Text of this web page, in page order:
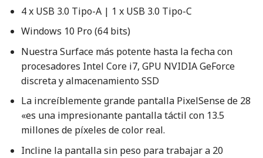
4 x USB 3.0 Tipo-A | 1 x USB 3.0 Tipo-C
Windows 10 Pro (64 bits)
Nuestra Surface más potente hasta la fecha con
procesadores Intel Core i7, GPU NVIDIA GeForce
discreta y almacenamiento SSD
La increíblemente grande pantalla PixelSense de 28
«es una impresionante pantalla táctil con 13.5
millones de píxeles de color real.
Incline la pantalla sin peso para trabajar a 20